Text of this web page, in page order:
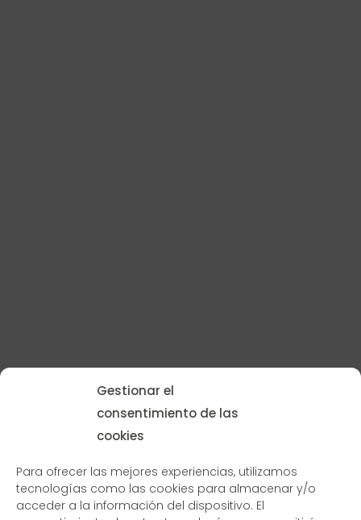
Gestionar el
consentimiento de las
cookies
Para ofrecer las mejores experiencias, utilizamos
tecnologías como las cookies para almacenar y/o
acceder a la información del dispositivo. El